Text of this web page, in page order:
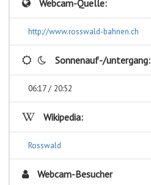
Webcam-Quelle:
http://www.rosswald-bahnen.ch
Sonnenauf-/untergang:
06:17 / 20:52
Wikipedia:
Rosswald
Webcam-Besucher